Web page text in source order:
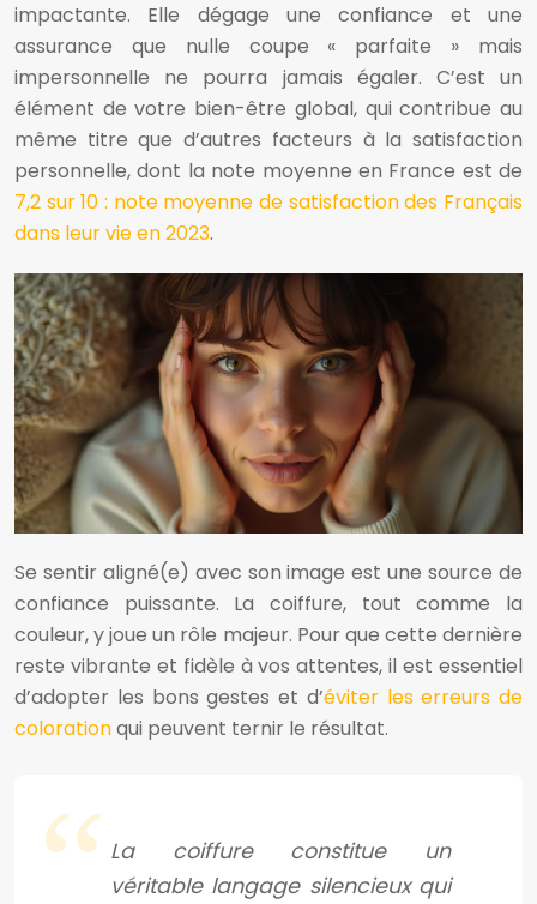
impactante. Elle dégage une confiance et une
assurance que nulle coupe « parfaite » mais
impersonnelle ne pourra jamais égaler. C’est un
élément de votre bien-être global, qui contribue au
même titre que d’autres facteurs à la satisfaction
personnelle, dont la note moyenne en France est de
7,2 sur 10 : note moyenne de satisfaction des Français
dans leur vie en 2023.
Se sentir aligné(e) avec son image est une source de
confiance puissante. La coiffure, tout comme la
couleur, y joue un rôle majeur. Pour que cette dernière
reste vibrante et fidèle à vos attentes, il est essentiel
d’adopter les bons gestes et d’éviter les erreurs de
colorationqui peuvent ternir le résultat.
La coiffure constitue un
véritable langage silencieux qui